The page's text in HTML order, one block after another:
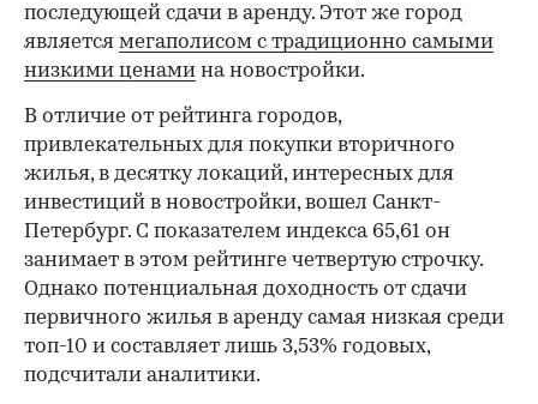
последующей сдачи в аренду. Этот же город
является мегаполисом с традиционно самыми
низкими ценами на новостройки.
В отличие от рейтинга городов,
привлекательных для покупки вторичного
жилья, в десятку локаций, интересных для
инвестиций в новостройки, вошел Санкт-
Петербург. С показателем индекса 65,61 он
занимает в этом рейтинге четвертую строчку.
Однако потенциальная доходность от сдачи
первичного жилья в аренду самая низкая среди
топ-10 и составляет лишь 3,53% годовых,
подсчитали аналитики.